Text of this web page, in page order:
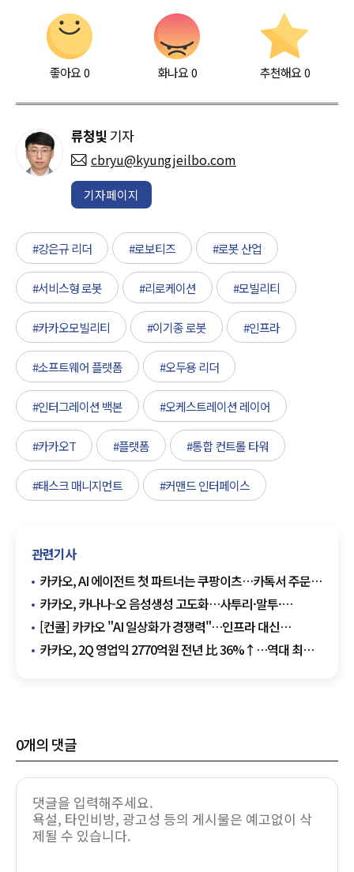
좋아요0 화나요0 추천해요 0
류청빛 기자
cbryu@kyungjeilbo.com
기자페이지
#강은규 리더 #로보티즈 #로봇 산업
#서비스형 로봇 #리로케이션 #모빌리티
#카카오모빌리티 #이기종 로봇 #인프라
#소프트웨어 플랫폼 #오두용 리더
#인터그레이션 백본 #오케스트레이션 레이어
#카카오T #플랫폼 #통합 컨트롤 타워
#태스크 매니지먼트 #커맨드 인터페이스
관련기사
카카오, AI 에이전트 첫 파트너는 쿠팡이츠…카톡서 주문·
결제까지
카카오, 카나나-오 음성생성 고도화…사투리·말투·
감정까지 조절
[컨콜] 카카오 "AI 일상화가 경쟁력"…인프라 대신
에이전틱 AI 집중
카카오, 2Q 영업익 2770억원 전년 比 36%↑…역대 최대
0개의 댓글